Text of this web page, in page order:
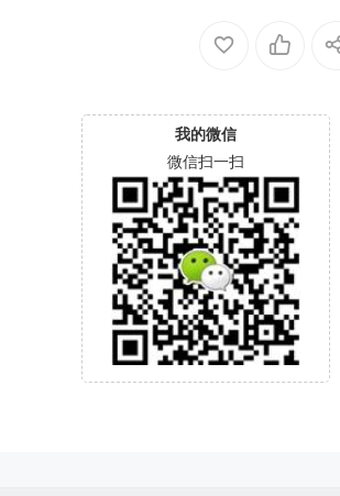
43CAS-00060064-2700
我的微信
微信扫一扫